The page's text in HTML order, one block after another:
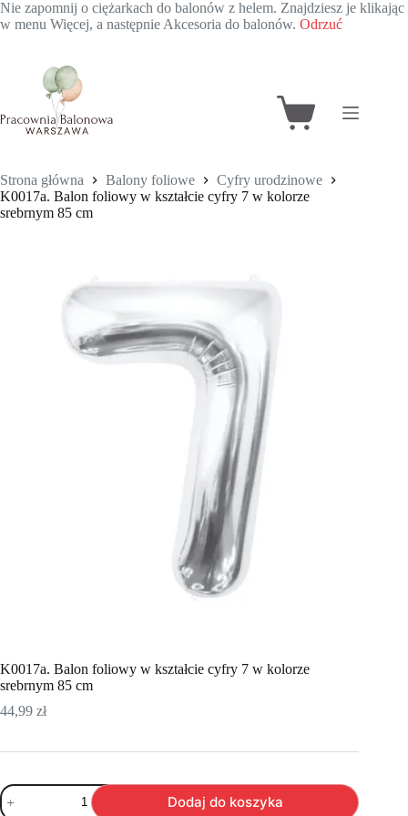
Nie zapomnij o ciężarkach do balonów z helem. Znajdziesz je klikając
w menu Więcej, a następnie Akcesoria do balonów. Odrzuć
Koszyk
Strona główna Balony foliowe
Cyfry urodzinowe
K0017a. Balon foliowy w kształcie cyfry 7 w kolorze
srebrnym 85 cm
K0017a. Balon foliowy w kształcie cyfry 7 w kolorze
srebrnym 85 cm
44,99 zł
ilość
K0017a.
Dodaj do koszyka